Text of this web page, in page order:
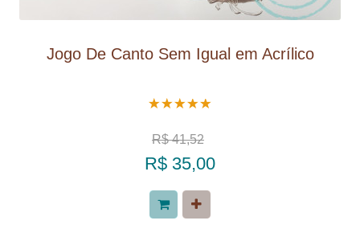
Jogo De Canto Sem Igual em Acrílico
R$ 41,52
R$ 35,00